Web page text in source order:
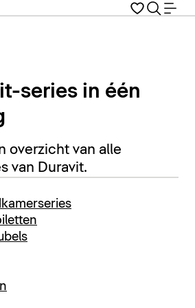
series in één
overzicht van alle
van Duravit.